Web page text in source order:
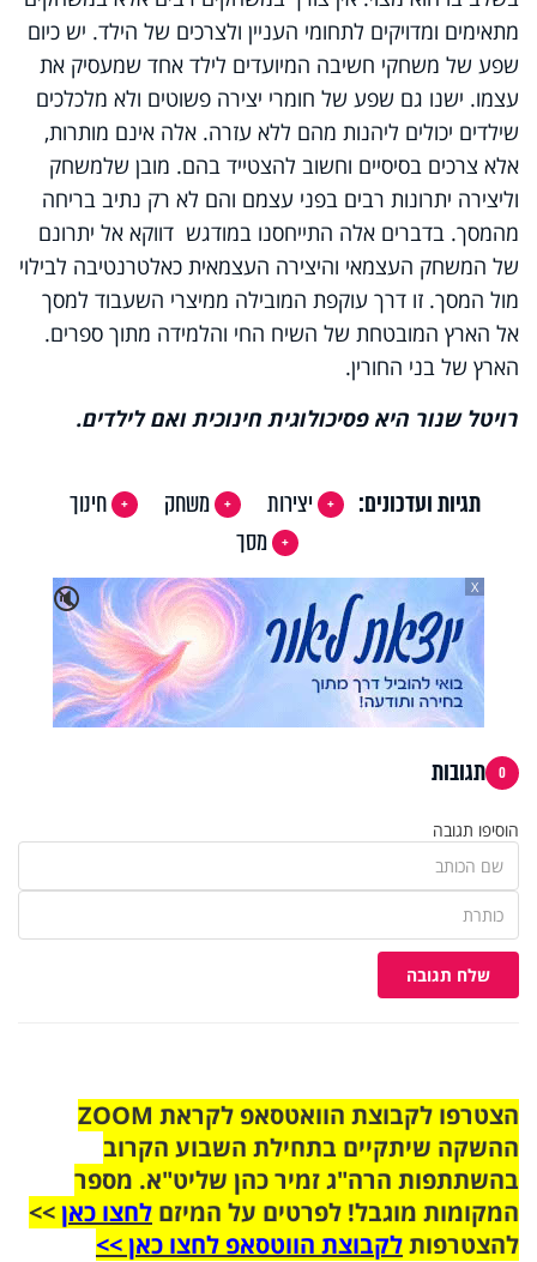
מתאימים ומדויקים לתחומי העניין ולצרכים של הילד. יש כיום
שפע של משחקי חשיבה המיועדים לילד אחד שמעסיק את
עצמו. ישנו גם שפע של חומרי יצירה פשוטים ולא מלכלכים
שילדים יכולים ליהנות מהם ללא עזרה. אלה אינם מותרות,
אלא צרכים בסיסיים וחשוב להצטייד בהם. מובן שלמשחק
וליצירה יתרונות רבים בפני עצמם והם לא רק נתיב בריחה
מהמסך. בדברים אלה התייחסנו במודגש דווקא אל יתרונם
של המשחק העצמאי והיצירה העצמאית כאלטרנטיבה לבילוי
מול המסך. זו דרך עוקפת המובילה ממיצרי השעבוד למסך
אל הארץ המובטחת של השיח החי והלמידה מתוך ספרים.
הארץ של בני החורין.
רויטל שנור היא פסיכולוגית חינוכית ואם לילדים.
תגיות ועדכונים: יצירות משחק
חינוך
מסך
🔇
X
0 תגובות
הוסיפו תגובה
שלח תגובה
הצטרפו לקבוצת הוואטסאפ לקראת ZOOM
ההשקה שיתקיים בתחילת השבוע הקרוב
בהשתתפות הרה"ג זמיר כהן שליט"א. מספר
המקומות מוגבל! לפרטים על המיזם לחצו כאן>>
להצטרפותלקבוצת הווטסאפ לחצו כאן >>